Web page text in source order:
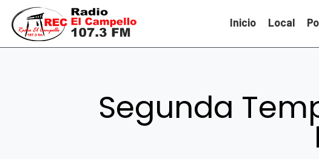
Inicio Local
Segunda